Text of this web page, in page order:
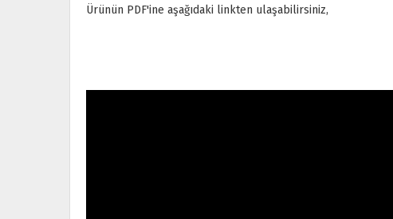
Ürünün PDF'ine aşağıdaki linkten ulaşabilirsiniz,